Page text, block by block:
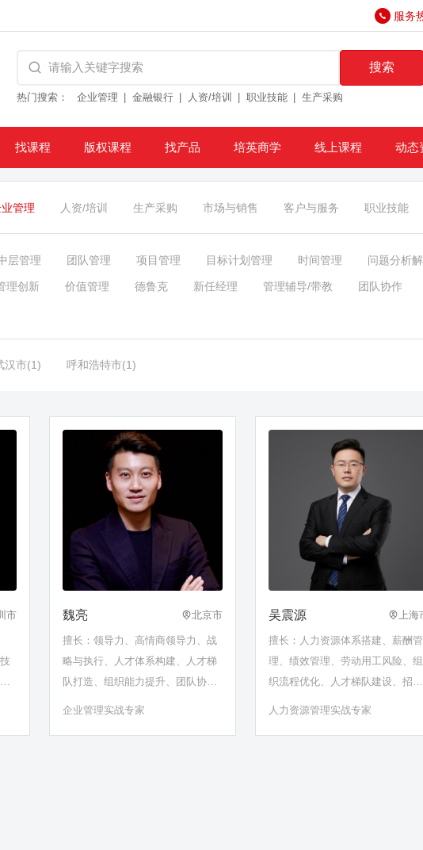
服务
搜索
热门搜索： 企业管理 金融银行 人资/培训 职业技能 生产采购
找课程 版权课程 找产品 培英商学 线上课程 动态
管理 人资/培训 生产采购 市场与销售 客户与服务 职业技能
层管理 团队管理 项目管理 目标计划管理 时间管理 问题分析
理创新 价值管理 德鲁克 新任经理 管理辅导/带教 团队协作
汉市(1) 呼和浩特市(1)
市 魏亮 北京市
擅长：领导力、高情商领导力、战
略与执行、人才体系构建、人才梯
队打造、组织能力提升、团队协
企业管理实战专家
吴震源 上海
擅长：人力资源体系搭建、薪酬管
理、绩效管理、劳动用工风险、组
织流程优化、人才梯队建设、招聘
人力资源管理实战专家